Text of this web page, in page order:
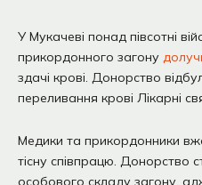
У Мукачеві понад півсотні
прикордонного загону
здачі крові. Донорство
переливання крові Лікарні
Медики та прикордонники
тісну співпрацю. Донорство
особового складу загону,